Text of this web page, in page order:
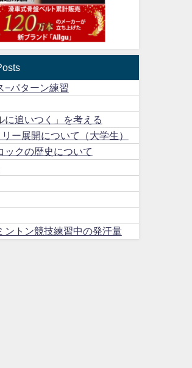
−パターン練習
に追いつく」を考える
ー展開について（大学生）
ックの歴史について
ントン競技練習中の発汗量